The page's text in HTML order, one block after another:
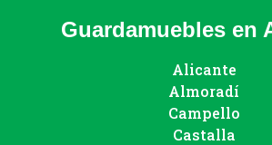
Guardamuebles en
Alicante
Almoradí
Campello
Castalla